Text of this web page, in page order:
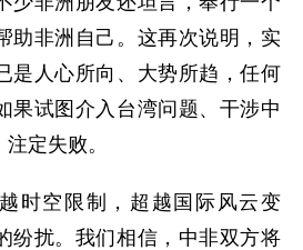
助非洲自己。这再次说明，实
是人心所向、大势所趋，任何
果试图介入台湾问题、干涉中
定失败。
时空限制，超越国际风云变
纷扰。我们相信，中非双方将